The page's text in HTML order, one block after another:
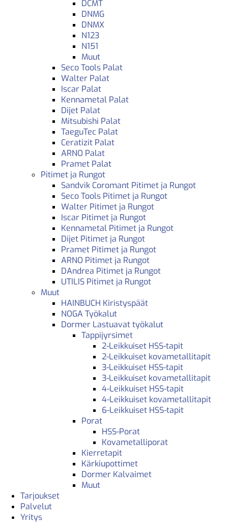
DCMT
DNMG
DNMX
N123
N151
Muut
Seco Tools Palat
Walter Palat
Iscar Palat
Kennametal Palat
Dijet Palat
Mitsubishi Palat
TaeguTec Palat
Ceratizit Palat
ARNO Palat
Pramet Palat
Pitimet ja Rungot
Sandvik Coromant Pitimet ja Rungot
Seco Tools Pitimet ja Rungot
Walter Pitimet ja Rungot
Iscar Pitimet ja Rungot
Kennametal Pitimet ja Rungot
Dijet Pitimet ja Rungot
Pramet Pitimet ja Rungot
ARNO Pitimet ja Rungot
DAndrea Pitimet ja Rungot
UTILIS Pitimet ja Rungot
Muut
HAINBUCH Kiristyspäät
NOGA Työkalut
Dormer Lastuavat työkalut
Tappijyrsimet
2-Leikkuiset HSS-tapit
2-Leikkuiset kovametallitapit
3-Leikkuiset HSS-tapit
3-Leikkuiset kovametallitapit
4-Leikkuiset HSS-tapit
4-Leikkuiset kovametallitapit
6-Leikkuiset HSS-tapit
Porat
HSS-Porat
Kovametalliporat
Kierretapit
Kärkiupottimet
Dormer Kalvaimet
Muut
Tarjoukset
Palvelut
Yritys